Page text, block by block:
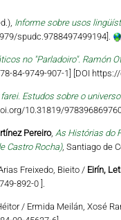
Informe sobre usos
spudc.9788497499194].
no "Parladoiro". Ramón
[DOI
Estudos sobre o
10.31819/
Pereiro, As Histórias do
Castro Rocha), Santiago de
Freixedo, Bieito / Eirín,
892-0 ].
/ Ermida Meilán, Xosé